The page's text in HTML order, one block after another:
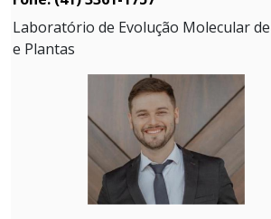
Laboratório de Evolução Molecular
e Plantas